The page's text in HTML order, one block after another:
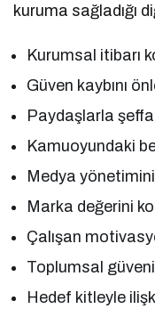
kuruma sağladığı
Kurumsal itibarı
Güven kaybını
Paydaşlarla
Kamuoyundaki
Medya yönetimini
Marka değerini
Çalışan
Toplumsal
Hedef kitleyle